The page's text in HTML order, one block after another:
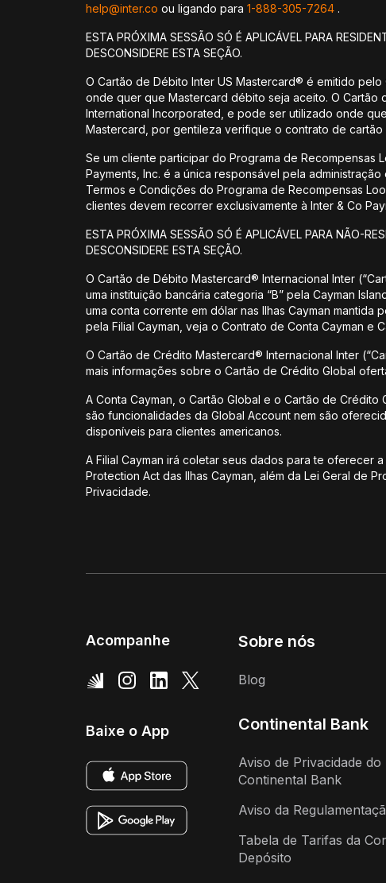
help@inter.co ou ligando para 1-888-305-7264 .
ESTA PRÓXIMA SESSÃO SÓ É APLICÁVEL PARA
DESCONSIDERE ESTA SEÇÃO.
O Cartão de Débito Inter US Mastercard® é emitido
onde quer que Mastercard débito seja aceito. O Cartão
International Incorporated, e pode ser utilizado onde
Mastercard, por gentileza verifique o contrato de cartão
Se um cliente participar do Programa de
Payments, Inc. é a única responsável pela
Termos e Condições do Programa de Recompensas
clientes devem recorrer exclusivamente à Inter & Co
ESTA PRÓXIMA SESSÃO SÓ É APLICÁVEL PARA NÃO-
DESCONSIDERE ESTA SEÇÃO.
O Cartão de Débito Mastercard® Internacional Inter
uma instituição bancária categoria “B” pela Cayman
uma conta corrente em dólar nas Ilhas Cayman mantida
pela Filial Cayman, veja o Contrato de Conta Cayman e
O Cartão de Crédito Mastercard® Internacional Inter
mais informações sobre o Cartão de Crédito Global
A Conta Cayman, o Cartão Global e o Cartão de
são funcionalidades da Global Account nem são
disponíveis para clientes americanos.
A Filial Cayman irá coletar seus dados para te oferecer
Protection Act das Ilhas Cayman, além da Lei Geral de
Privacidade.
Acompanhe
Baixe o App
Sobre nós
Blog
Continental Bank
Aviso de Privacidade do
Continental Bank
Aviso da
Tabela de Tarifas da
Depósito